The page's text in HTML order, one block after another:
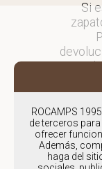
Si
en
Los
ROCAMPS
de terceros
ofrecer
Además,
haga del